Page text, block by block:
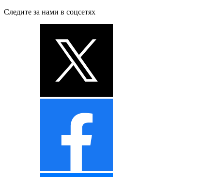
Следите за нами в соцсетях